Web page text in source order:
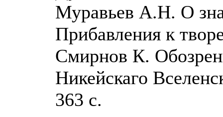
Муравьев А.Н. О
Прибавления к
Смирнов К.
Никейскаго
363 с.